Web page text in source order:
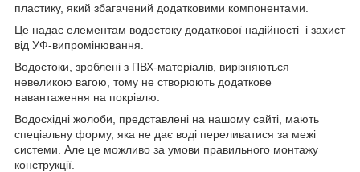
пластику, який збагачений додатковими компонентами.
Це надає елементам водостоку додаткової надійності і захист
від УФ-випромінювання.
Водостоки, зроблені з ПВХ-матеріалів, вирізняються
невеликою вагою, тому не створюють додаткове
навантаження на покрівлю.
Водосхідні жолоби, представлені на нашому сайті, мають
спеціальну форму, яка не дає воді переливатися за межі
системи. Але це можливо за умови правильного монтажу
конструкції.